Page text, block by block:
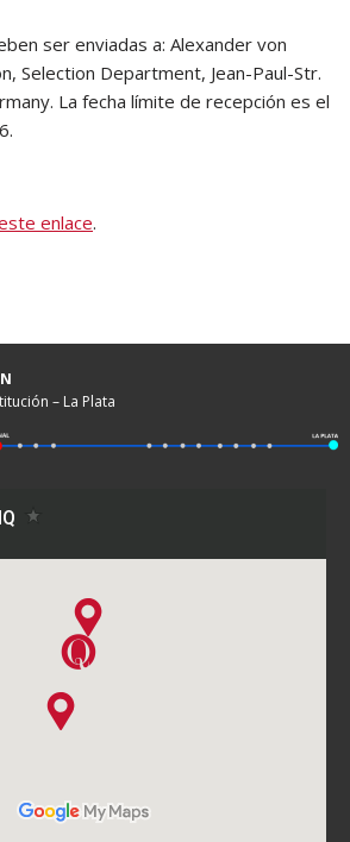
ser enviadas a: Alexander von
Selection Department, Jean-Paul-Str.
La fecha límite de recepción es el
enlace.
– La Plata